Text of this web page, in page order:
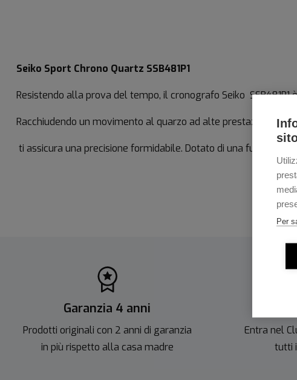
Per
Seiko Sport Chrono Quartz SSB481P1
Resistendo alla prova del tempo, il cronografo Seiko
Racchiudendo un movimento al quarzo ad alte prestazioni, il
ti assicura una precisione formidabile. Dotato di una funzione
Garanzia 4 anni
Prodotti originali con 2 anni di garanzia
in più rispetto alla casa madre
Entra nel
tutti